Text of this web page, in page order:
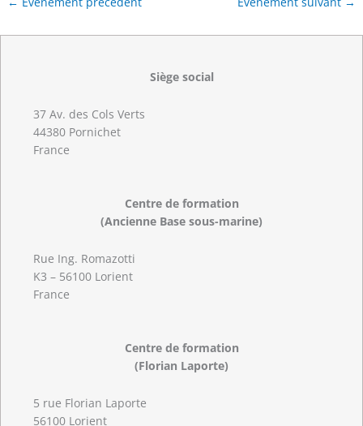
Siège social
37 Av. des Cols Verts
44380 Pornichet
France
Centre de formation
(Ancienne Base sous-marine)
Rue Ing. Romazotti
K3 – 56100 Lorient
France
Centre de formation
(Florian Laporte)
5 rue Florian Laporte
56100 Lorient